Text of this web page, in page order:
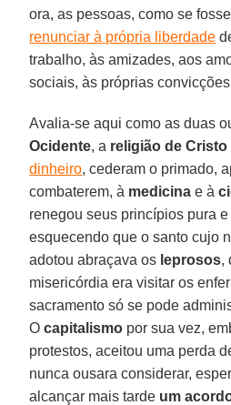
ora, as pessoas, como se
renunciar à própria liberdade
trabalho, às amizades, aos
sociais, às próprias
Avalia-se aqui como as duas
Ocidente, a religião de Cristo
dinheiro, cederam o primado,
combaterem, à medicina e à
renegou seus princípios pura
esquecendo que o santo cujo
adotou abraçava os leprosos,
misericórdia era visitar os
sacramento só se pode
Ocapitalismo por sua vez,
protestos, aceitou uma perda
nunca ousara considerar,
alcançar mais tarde um